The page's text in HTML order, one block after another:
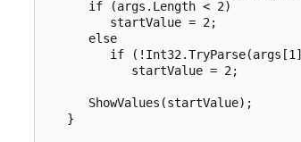
      if (args.Length < 2)
         startValue = 2;
      else
if
            startValue = 2;
      ShowValues(startValue);
   }